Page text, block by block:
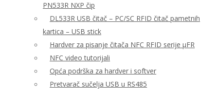
PN533R NXP čip
DL533R USB čitač – PC/SC RFID čitač pametnih
kartica – USB stick
Hardver za pisanje čitača NFC RFID serije μFR
NFC video tutorijali
Opća podrška za hardver i softver
Pretvarač sučelja USB u RS485